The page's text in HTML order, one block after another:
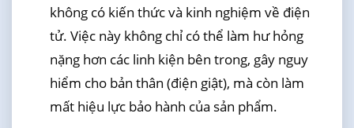
không có kiến thức và kinh nghiệm về điện
tử. Việc này không chỉ có thể làm hư hỏng
nặng hơn các linh kiện bên trong, gây nguy
hiểm cho bản thân (điện giật), mà còn làm
mất hiệu lực bảo hành của sản phẩm.